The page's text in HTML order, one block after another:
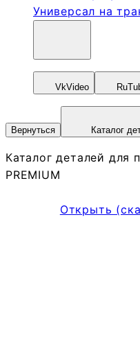
VkVideo
Вернуться Каталог
Каталог деталей для
PREMIUM
Открыть